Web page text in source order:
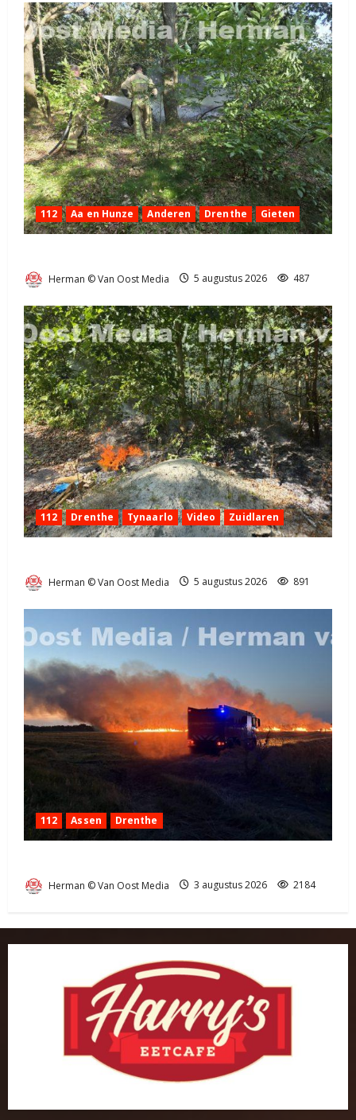
112 Aa en Hunze Anderen Drenthe Gieten
Herman © Van Oost Media 5 augustus 2026 487
112 Drenthe Tynaarlo Video Zuidlaren
Herman © Van Oost Media 5 augustus 2026 891
112 Assen Drenthe
Herman © Van Oost Media 3 augustus 2026 2184